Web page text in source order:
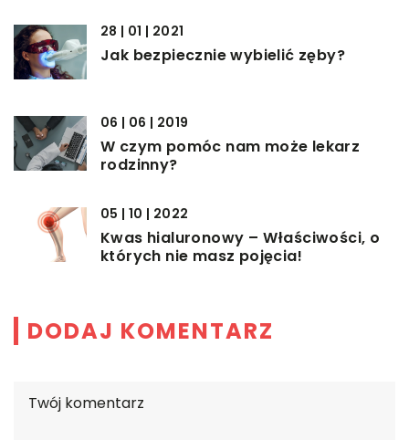
28 | 01 | 2021
Jak bezpiecznie wybielić zęby?
06 | 06 | 2019
W czym pomóc nam może lekarz
rodzinny?
05 | 10 | 2022
Kwas hialuronowy – Właściwości, o
których nie masz pojęcia!
DODAJ KOMENTARZ